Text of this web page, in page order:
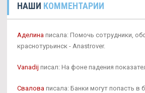
НАШИ КОММЕНТАРИИ
Аделина писала: Помочь сотрудники,
краснотурьинск - Anastrover.
Vanadij писал: На фоне падения
Свалова писала: Банки могут попасть в